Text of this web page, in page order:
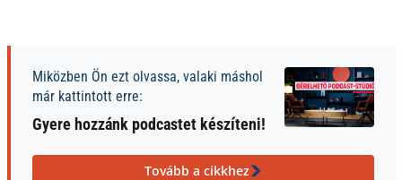
Miközben Ön ezt olvassa, valaki máshol
már kattintott erre:
Gyere hozzánk podcastet készíteni!
Tovább a cikkhez